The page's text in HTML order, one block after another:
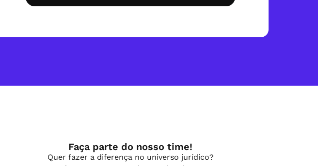
Faça parte do nosso time!
Quer fazer a diferença no universo jurídico?